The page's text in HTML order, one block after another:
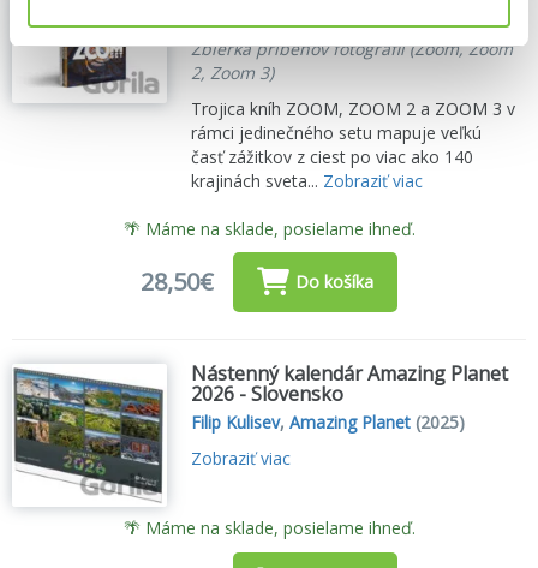
Filip Kulisev,Amazing Planet(2021)
Zbierka príbehov fotografií (Zoom, Zoom
2, Zoom 3)
Trojica kníh ZOOM, ZOOM 2 a ZOOM 3 v
rámci jedinečného setu mapuje veľkú
časť zážitkov z ciest po viac ako 140
krajinách sveta... Zobraziť viac
🌴 Máme na sklade, posielame ihneď.
28,50€ Do košíka
Nástenný kalendár Amazing Planet
2026 - Slovensko
Filip Kulisev,Amazing Planet (2025)
Zobraziť viac
🌴 Máme na sklade, posielame ihneď.